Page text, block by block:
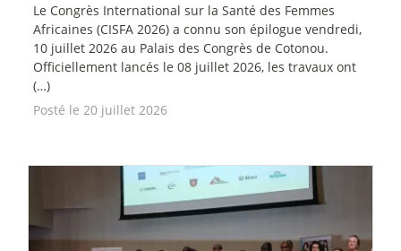
Le Congrès International sur la Santé des Femmes
Africaines (CISFA 2026) a connu son épilogue vendredi,
10 juillet 2026 au Palais des Congrès de Cotonou.
Officiellement lancés le 08 juillet 2026, les travaux ont
(…)
Posté le 20 juillet 2026